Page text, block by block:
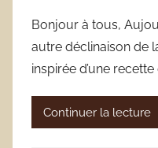
Bonjour à tous,
autre déclinaison de
inspirée d’une recette
Continuer la lecture